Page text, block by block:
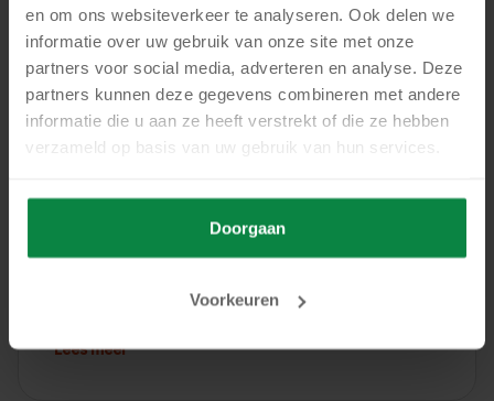
en om ons websiteverkeer te analyseren. Ook delen we
informatie over uw gebruik van onze site met onze
partners voor social media, adverteren en analyse. Deze
partners kunnen deze gegevens combineren met andere
informatie die u aan ze heeft verstrekt of die ze hebben
verzameld op basis van uw gebruik van hun services.
Doorgaan
Voorkeuren
Lees meer